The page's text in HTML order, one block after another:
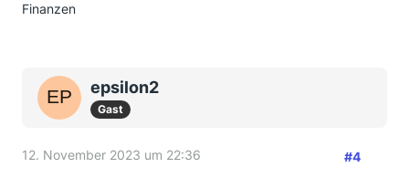
Finanzen
epsilon2
Gast
12. November 2023 um 22:36 #4